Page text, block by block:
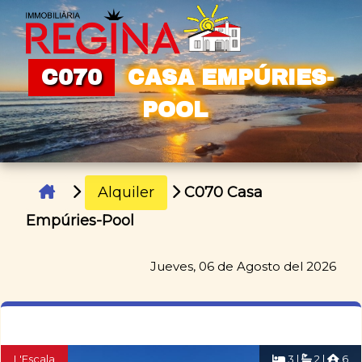
C070
CASA EMPÚRIES-
POOL
Alquiler
C070 Casa
Empúries-Pool
Jueves, 06 de Agosto del 2026
L'Escala 3 | 2 | 6